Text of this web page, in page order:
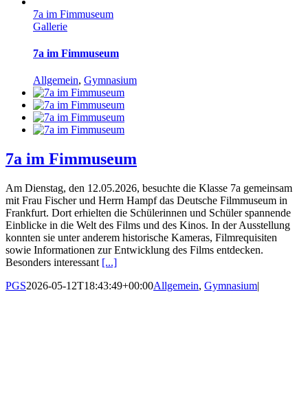
7a im Fimmuseum
Gallerie
7a im Fimmuseum
Allgemein, Gymnasium
7a im Fimmuseum
Am Dienstag, den 12.05.2026, besuchte die Klasse 7a gemeinsam
mit Frau Fischer und Herrn Hampf das Deutsche Filmmuseum in
Frankfurt. Dort erhielten die Schülerinnen und Schüler spannende
Einblicke in die Welt des Films und des Kinos. In der Ausstellung
konnten sie unter anderem historische Kameras, Filmrequisiten
sowie Informationen zur Entwicklung des Films entdecken.
Besonders interessant [...]
PGS2026-05-12T18:43:49+00:00Allgemein, Gymnasium|